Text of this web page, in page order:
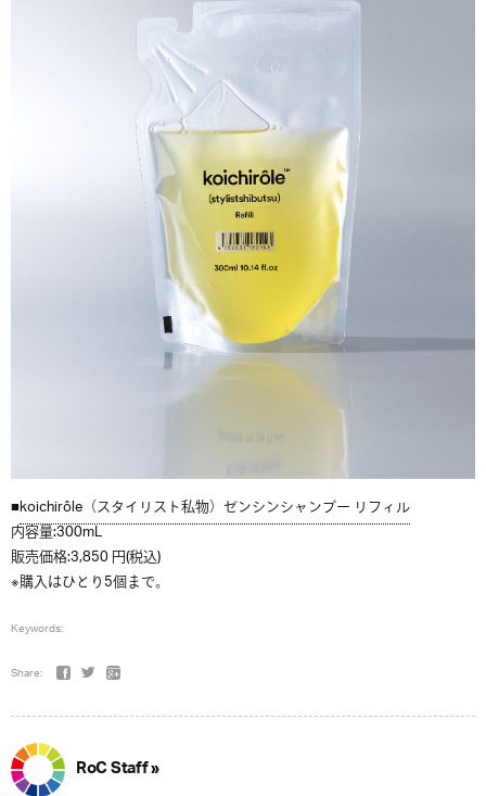
■koichirôle（スタイリスト私物）ゼンシンシャンプー リフィル
内容量:300mL
販売価格:3,850 円(税込)
※購入はひとり5個まで。
Keywords:
Share:
RoC Staff »